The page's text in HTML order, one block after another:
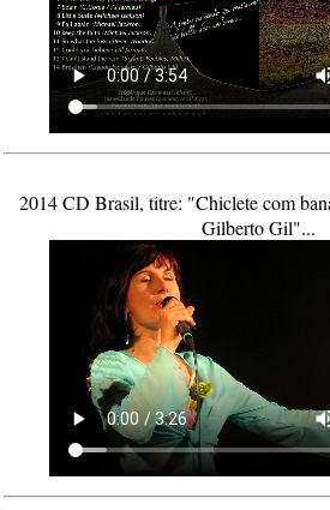
2014 CD Brasil, titre: "Chiclete com
Gilberto Gil"...